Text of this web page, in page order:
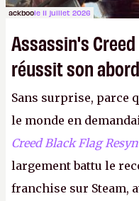
ackboole 11 juillet 2026
Assassin's
réussit son
Sans surprise, parce
le monde en
Creed Black Flag
largement battu le
franchise sur Steam,